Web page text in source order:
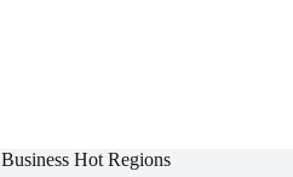
Business Hot Regions